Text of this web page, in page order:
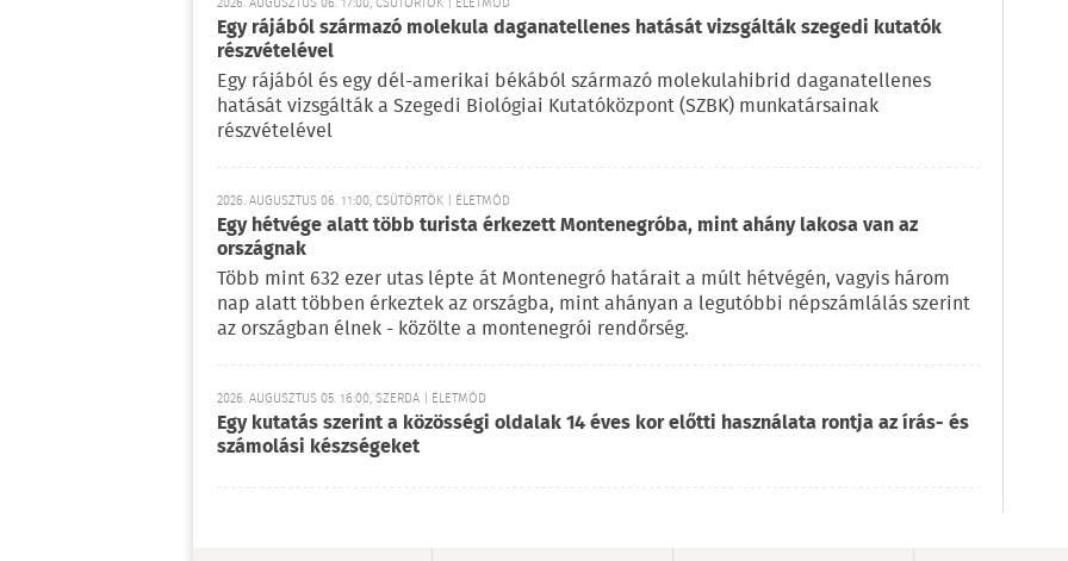
Egy rájából származó molekula daganatellenes hatását vizsgálták szegedi kutatók
részvételével
Egy rájából és egy dél-amerikai békából származó molekulahibrid daganatellenes
hatását vizsgálták a Szegedi Biológiai Kutatóközpont (SZBK) munkatársainak
részvételével
2026. AUGUSZTUS 06. 11:00, CSÜTÖRTÖK | ÉLETMÓD
Egy hétvége alatt több turista érkezett Montenegróba, mint ahány lakosa van az
országnak
Több mint 632 ezer utas lépte át Montenegró határait a múlt hétvégén, vagyis három
nap alatt többen érkeztek az országba, mint ahányan a legutóbbi népszámlálás szerint
az országban élnek - közölte a montenegrói rendőrség.
2026. AUGUSZTUS 05. 16:00, SZERDA | ÉLETMÓD
Egy kutatás szerint a közösségi oldalak 14 éves kor előtti használata rontja az írás- és
számolási készségeket